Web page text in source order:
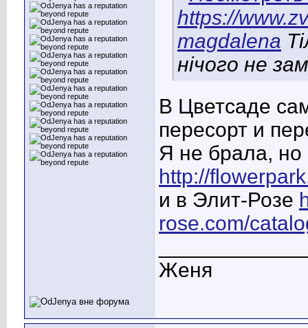
https://
magdalena
нічого не
В Цветсаде
пересорт и
Я не брала, но
http://
и в Элит-Розе
rose.com/
Женя